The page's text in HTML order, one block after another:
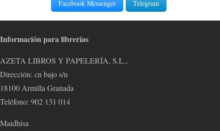
Facebook Messenger
Telegram
Información para librerías
AZETA LIBROS Y PAPELERÍA, S.L.,
Dirección: cn bajo s/n
18100 Armilla Granada
Teléfono: 902 131 014
Maidhisa